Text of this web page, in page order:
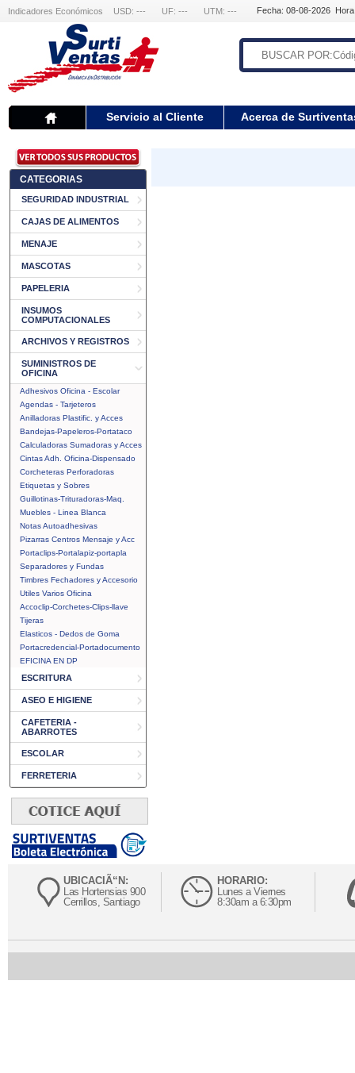
Indicadores Económicos USD: --- UF: --- UTM: --- Fecha: 08-08-2026
Servicio al Cliente Acerca de
CATEGORIAS
SEGURIDAD INDUSTRIAL
CAJAS DE ALIMENTOS
MENAJE
MASCOTAS
PAPELERIA
INSUMOS
COMPUTACIONALES
ARCHIVOS Y REGISTROS
SUMINISTROS DE
OFICINA
Adhesivos Oficina - Escolar
Agendas - Tarjeteros
Anilladoras Plastific. y Acces
Bandejas-Papeleros-Portataco
Calculadoras Sumadoras y Acces
Cintas Adh. Oficina-Dispensado
Corcheteras Perforadoras
Etiquetas y Sobres
Guillotinas-Trituradoras-Maq.
Muebles - Linea Blanca
Notas Autoadhesivas
Pizarras Centros Mensaje y Acc
Portaclips-Portalapiz-portapla
Separadores y Fundas
Timbres Fechadores y Accesorio
Utiles Varios Oficina
Accoclip-Corchetes-Clips-llave
Tijeras
Elasticos - Dedos de Goma
Portacredencial-Portadocumento
EFICINA EN DP
ESCRITURA
ASEO E HIGIENE
CAFETERIA -
ABARROTES
ESCOLAR
FERRETERIA
UBICACIÃ“N:
Las Hortensias 900
Cerrillos, Santiago
HORARIO:
Lunes a Viernes
8:30am a 6:30pm